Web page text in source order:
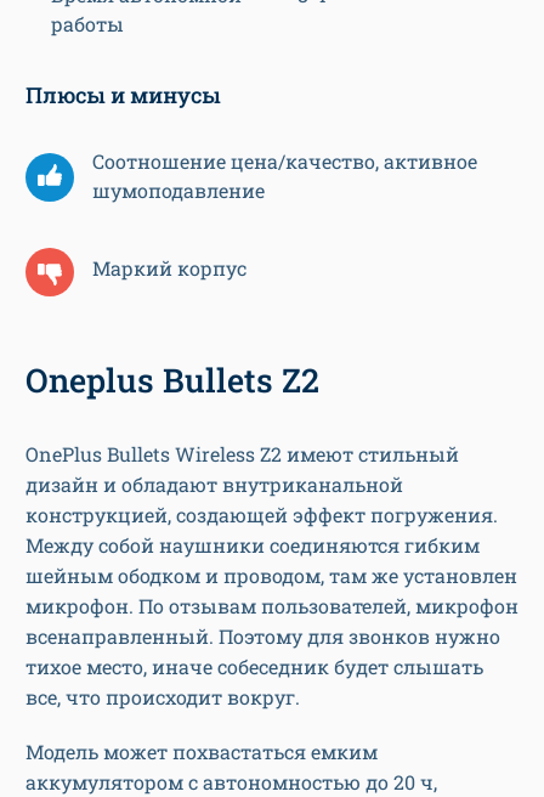
работы
Плюсы и минусы
Соотношение цена/качество, активное
шумоподавление
Маркий корпус
Oneplus Bullets Z2
OnePlus Bullets Wireless Z2 имеют стильный
дизайн и обладают внутриканальной
конструкцией, создающей эффект погружения.
Между собой наушники соединяются гибким
шейным ободком и проводом, там же установлен
микрофон. По отзывам пользователей, микрофон
всенаправленный. Поэтому для звонков нужно
тихое место, иначе собеседник будет слышать
все, что происходит вокруг.
Модель может похвастаться емким
аккумулятором с автономностью до 20 ч,